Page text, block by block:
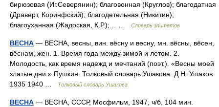
бирюзовая (Иг.Северянин); благовонная (Круглов); благодатная
(Драверт, Коринфский); благодетельная (Никитин);
благоуханная (Жадоская, К.Р.);… …
Словарь эпитетов
ВЕСНА — ВЕСНА, весны, вин. вёсну и весну, мн. вёсны, вёсен,
вёснам, жен. 1. Время года между зимой и летом. 2.
Молодость, как время надежд и мечтаний (поэт.). «Весны моей
златые дни.» Пушкин. Толковый словарь Ушакова. Д.Н. Ушаков.
1935 1940 …
Толковый словарь Ушакова
ВЕСНА — ВЕСНА, СССР, Мосфильм, 1947, ч/б, 104 мин.